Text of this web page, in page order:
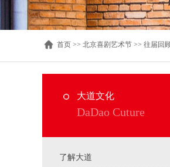
首页 >> 北京喜剧艺术节 >> 往届回
大道文化
DaDao Cuture
了解大道